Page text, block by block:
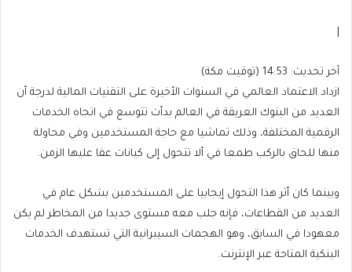
آخر
تحديث:
14:53
(توقيت
مكة)
آخر تحديث: 14:53 (توقيت مكة)
ازداد الاعتماد العالمي في السنوات الأخيرة على التقنيات المالية لدرجة أن
العديد من البنوك العريقة في العالم بدأت تتوسع في اتجاه الخدمات
الرقمية المختلفة، وذلك تماشيا مع حاجة المستخدمين وفي محاولة
منها للحاق بالركب طمعا في ألا تتحول إلى كيانات عفا عليها الزمن.
وبينما كان أثر هذا التحول إيجابيا على المستخدمين بشكل عام في
العديد من القطاعات، فإنه جلب معه مستوى جديدا من المخاطر لم يكن
معهودا في السابق، وهو الهجمات السيبرانية التي تستهدف الخدمات
البنكية المتاحة عبر الإنترنت.